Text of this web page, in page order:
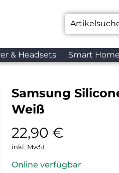
& Headsets Smart
Samsung
Weiß
22,90 €
inkl. MwSt.
Online verfügbar